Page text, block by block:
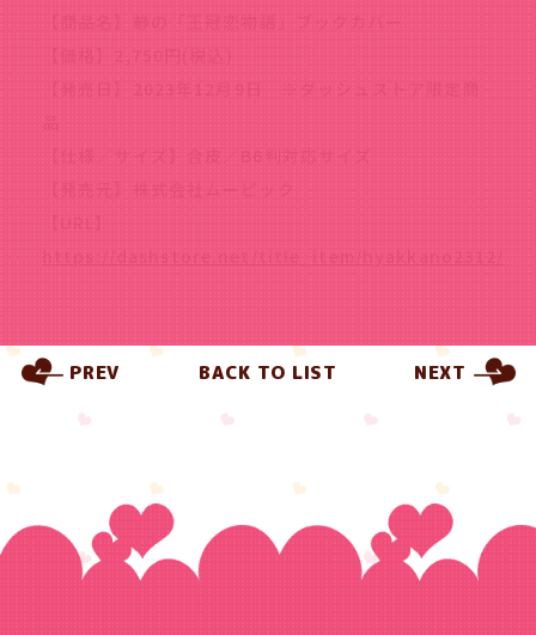
【商品名】静の「王冠恋物語」ブックカバー
【価格】2,750円(税込)
【発売日】2023年12月9日 ※ダッシュストア限定商
品
【仕様／サイズ】合皮／B6判対応サイズ
【発売元】株式会社ムービック
【URL】
https://dashstore.net/title_item/hyakkano2312/
PREV BACK TO LIST NEXT